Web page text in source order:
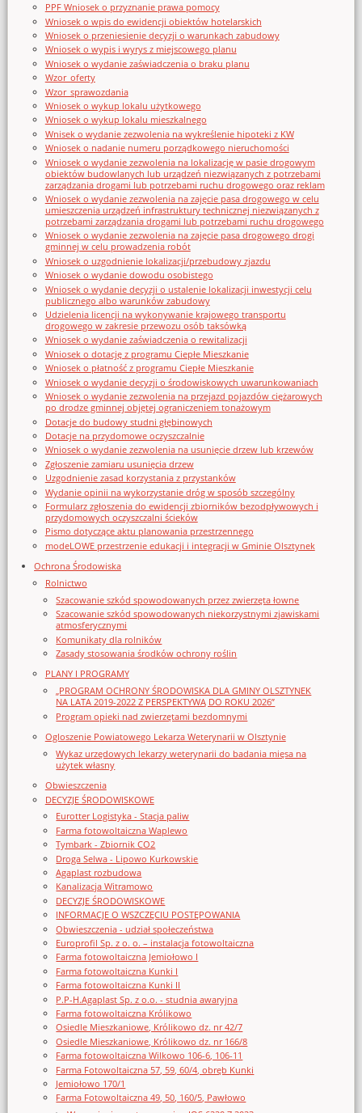
PPF Wniosek o przyznanie prawa pomocy
Wniosek o wpis do ewidencji obiektów hotelarskich
Wniosek o przeniesienie decyzji o warunkach zabudowy
Wniosek o wypis i wyrys z miejscowego planu
Wniosek o wydanie zaświadczenia o braku planu
Wzor_oferty
Wzor_sprawozdania
Wniosek o wykup lokalu użytkowego
Wniosek o wykup lokalu mieszkalnego
Wnisek o wydanie zezwolenia na wykreślenie hipoteki z KW
Wniosek o nadanie numeru porządkowego nieruchomości
Wniosek o wydanie zezwolenia na lokalizację w pasie drogowym
obiektów budowlanych lub urządzeń niezwiązanych z potrzebami
zarządzania drogami lub potrzebami ruchu drogowego oraz reklam
Wniosek o wydanie zezwolenia na zajęcie pasa drogowego w celu
umieszczenia urządzeń infrastruktury technicznej niezwiązanych z
potrzebami zarządzania drogami lub potrzebami ruchu drogowego
Wniosek o wydanie zezwolenia na zajęcie pasa drogowego drogi
gminnej w celu prowadzenia robót
Wniosek o uzgodnienie lokalizacji/przebudowy zjazdu
Wniosek o wydanie dowodu osobistego
Wniosek o wydanie decyzji o ustalenie lokalizacji inwestycji celu
publicznego albo warunków zabudowy
Udzielenia licencji na wykonywanie krajowego transportu
drogowego w zakresie przewozu osób taksówką
Wniosek o wydanie zaświadczenia o rewitalizacji
Wniosek o dotację z programu Ciepłe Mieszkanie
Wniosek o płatność z programu Ciepłe Mieszkanie
Wniosek o wydanie decyzji o środowiskowych uwarunkowaniach
Wniosek o wydanie zezwolenia na przejazd pojazdów ciężarowych
po drodze gminnej objętej ograniczeniem tonażowym
Dotacje do budowy studni głębinowych
Dotacje na przydomowe oczyszczalnie
Wniosek o wydanie zezwolenia na usunięcie drzew lub krzewów
Zgłoszenie zamiaru usunięcia drzew
Uzgodnienie zasad korzystania z przystanków
Wydanie opinii na wykorzystanie dróg w sposób szczególny
Formularz zgłoszenia do ewidencji zbiorników bezodpływowych i
przydomowych oczyszczalni ścieków
Pismo dotyczące aktu planowania przestrzennego
modeLOWE przestrzenie edukacji i integracji w Gminie Olsztynek
Ochrona Środowiska
Rolnictwo
Szacowanie szkód spowodowanych przez zwierzęta łowne
Szacowanie szkód spowodowanych niekorzystnymi zjawiskami
atmosferycznymi
Komunikaty dla rolników
Zasady stosowania środków ochrony roślin
PLANY I PROGRAMY
„PROGRAM OCHRONY ŚRODOWISKA DLA GMINY OLSZTYNEK
NA LATA 2019-2022 Z PERSPEKTYWĄ DO ROKU 2026”
Program opieki nad zwierzętami bezdomnymi
Ogloszenie Powiatowego Lekarza Weterynarii w Olsztynie
Wykaz urzędowych lekarzy weterynarii do badania mięsa na
użytek własny
Obwieszczenia
DECYZJE ŚRODOWISKOWE
Eurotter Logistyka - Stacja paliw
Farma fotowoltaiczna Waplewo
Tymbark - Zbiornik CO2
Droga Selwa - Lipowo Kurkowskie
Agaplast rozbudowa
Kanalizacja Witramowo
DECYZJE ŚRODOWISKOWE
INFORMACJE O WSZCZĘCIU POSTĘPOWANIA
Obwieszczenia - udział społeczeństwa
Europrofil Sp. z o. o. – instalacja fotowoltaiczna
Farma fotowoltaiczna Jemiołowo I
Farma fotowoltaiczna Kunki I
Farma fotowoltaiczna Kunki II
P.P-H.Agaplast Sp. z o.o. - studnia awaryjna
Farma fotowoltaiczna Królikowo
Osiedle Mieszkaniowe, Królikowo dz. nr 42/7
Osiedle Mieszkaniowe, Królikowo dz. nr 166/8
Farma fotowoltaiczna Wilkowo 106-6, 106-11
Farma Fotowoltaiczna 57, 59, 60/4, obręb Kunki
Jemiołowo 170/1
Farma Fotowoltaiczna 49, 50, 160/5, Pawłowo